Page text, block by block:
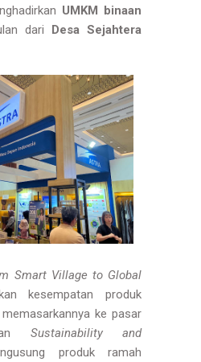
UMKM binaan
dari Desa Sejahtera
Smart Village to Global
kesempatan produk
ke pasar
Sustainability and
produk ramah